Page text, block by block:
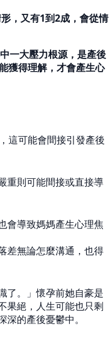
，又有1到2成，會從情
一大壓力根源，是產後
獲得理解，才會產生心
這可能會間接引發產後
重則可能間接或直接導
會導致媽媽產生心理焦
差無論怎麼溝通，也得
了。」懷孕前她自豪是
果絕，人生可能也只剩
的產後憂鬱中。